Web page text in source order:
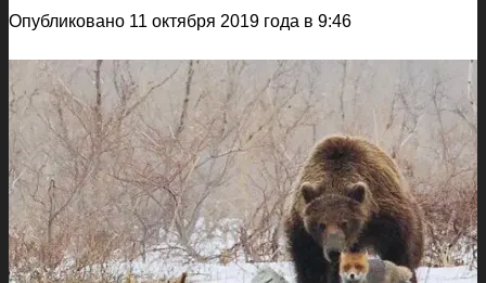
Опубликовано 11 октября 2019 года в 9:46